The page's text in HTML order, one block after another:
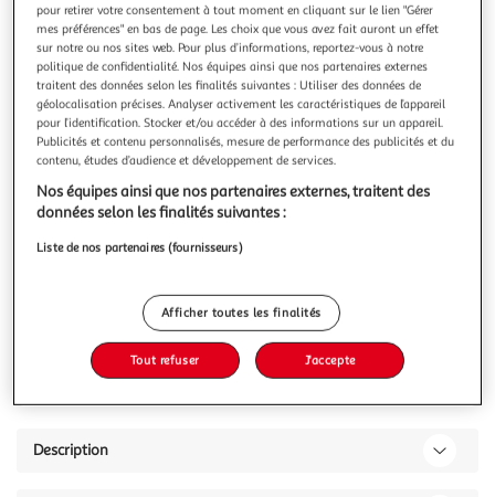
GSC
Ampoule LED Sphérique 5W E27
Description détaillée du produit Éclairage performant:
470Lm pour une lumière intense et agréable. Ambiance
chaleureuse: Température de couleur de 3000K, idéale pour
tous les espaces. Allumage instantané: Pleine lumière
immédiate dès l'allumage. Longue durée de vie: 20 000
heures pour une utilisatio
En savoir +
Vendu parProvence outillage
Livraison dès 5/6 jours
6,50€
Plus d'options
Vendu par Provence outillage
Ajouter au panier
Ajouter à une liste
Description
pour retirer votre consentement à tout moment en cliquant sur le lien "Gérer
mes préférences" en bas de page. Les choix que vous avez fait auront un effet
sur notre ou nos sites web. Pour plus d’informations, reportez-vous à notre
politique de confidentialité. Nos équipes ainsi que nos partenaires externes
traitent des données selon les finalités suivantes : Utiliser des données de
géolocalisation précises. Analyser activement les caractéristiques de l’appareil
pour l’identification. Stocker et/ou accéder à des informations sur un appareil.
Publicités et contenu personnalisés, mesure de performance des publicités et du
contenu, études d’audience et développement de services.
Nos équipes ainsi que nos partenaires externes, traitent des
données selon les finalités suivantes :
Liste de nos partenaires (fournisseurs)
Afficher toutes les finalités
Tout refuser J'accepte